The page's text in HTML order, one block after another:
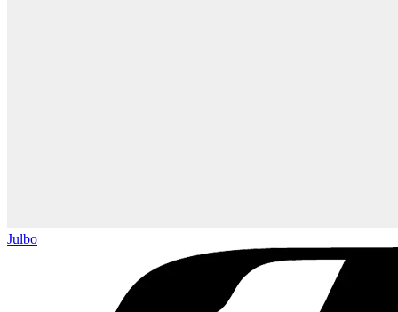
Julbo